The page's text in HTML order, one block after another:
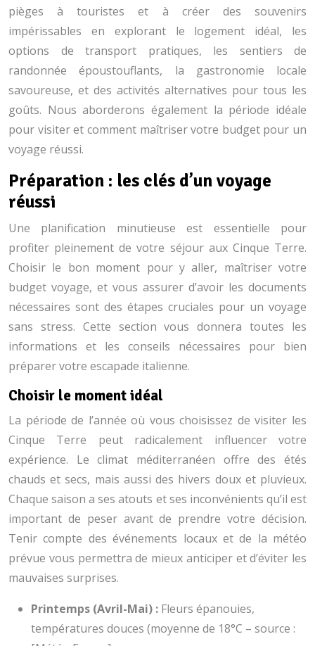
pièges à touristes et à créer des souvenirs
impérissables en explorant le logement idéal, les
options de transport pratiques, les sentiers de
randonnée époustouflants, la gastronomie locale
savoureuse, et des activités alternatives pour tous les
goûts. Nous aborderons également la période idéale
pour visiter et comment maîtriser votre budget pour un
voyage réussi.
Préparation : les clés d’un voyage
réussi
Une planification minutieuse est essentielle pour
profiter pleinement de votre séjour aux Cinque Terre.
Choisir le bon moment pour y aller, maîtriser votre
budget voyage, et vous assurer d’avoir les documents
nécessaires sont des étapes cruciales pour un voyage
sans stress. Cette section vous donnera toutes les
informations et les conseils nécessaires pour bien
préparer votre escapade italienne.
Choisir le moment idéal
La période de l’année où vous choisissez de visiter les
Cinque Terre peut radicalement influencer votre
expérience. Le climat méditerranéen offre des étés
chauds et secs, mais aussi des hivers doux et pluvieux.
Chaque saison a ses atouts et ses inconvénients qu’il est
important de peser avant de prendre votre décision.
Tenir compte des événements locaux et de la météo
prévue vous permettra de mieux anticiper et d’éviter les
mauvaises surprises.
Printemps (Avril-Mai) : Fleurs épanouies,
températures douces (moyenne de 18°C – source :